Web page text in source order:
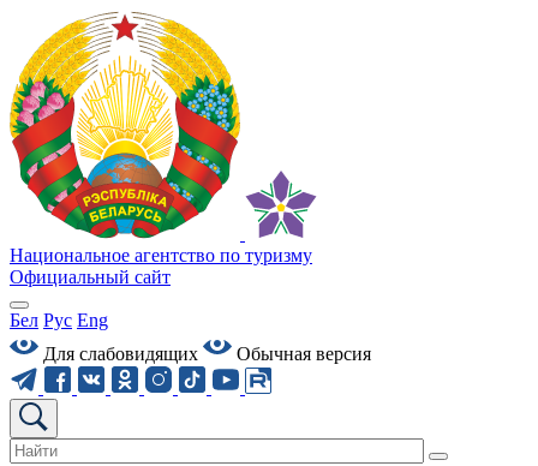
Национальное агентство по туризму
Официальный сайт
Бел Рус Eng
Для слабовидящих
Обычная версия